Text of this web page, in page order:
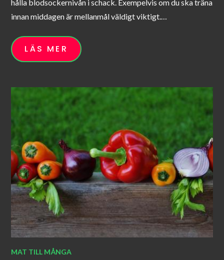
hålla blodsockernivån i schack. Exempelvis om du ska träna
innan middagen är mellanmål väldigt viktigt.…
LÄS MER
MAT TILL MÅNGA